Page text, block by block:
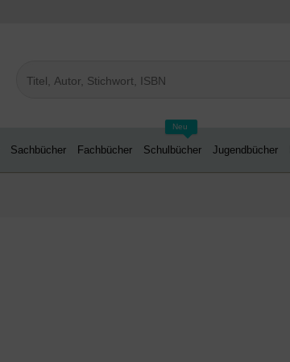
Sachbücher Fachbücher
Neu
Schulbücher Jugendbücher